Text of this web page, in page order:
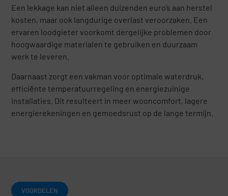
Een lekkage kan niet alleen duizenden euro’s aan herstel
kosten, maar ook langdurige overlast veroorzaken. Een
ervaren loodgieter voorkomt dergelijke problemen door
hoogwaardige materialen te gebruiken en duurzaam
werk te leveren.
Daarnaast zorgt een vakman voor optimale waterdruk,
efficiënte temperatuurregeling en energiezuinige
installaties. Dit resulteert in meer wooncomfort, lagere
energierekeningen en gemoedsrust op de lange termijn.
VOORDELEN